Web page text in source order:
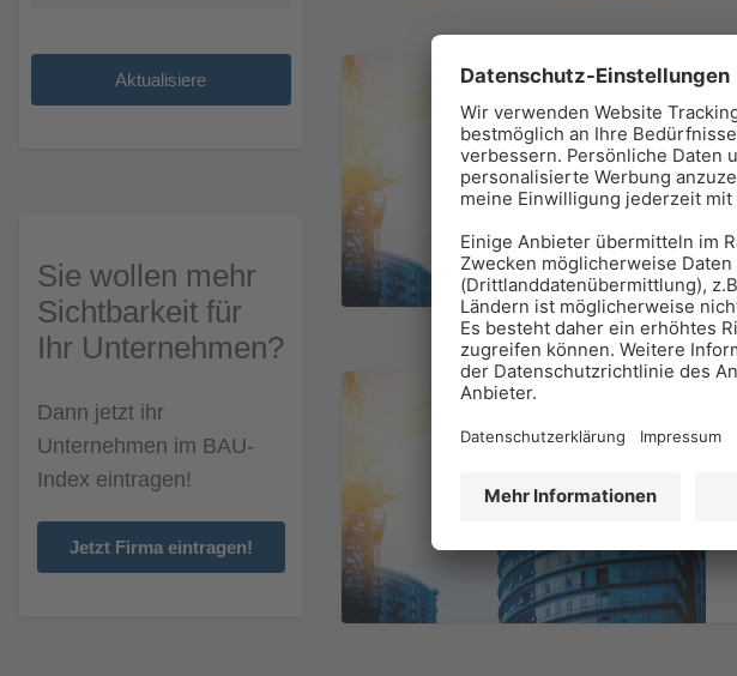
Sie wollen mehr
Sichtbarkeit für
Ihr Unternehmen?
Dann jetzt ihr
Unternehmen im BAU-
Index eintragen!
Jetzt Firma eintragen!